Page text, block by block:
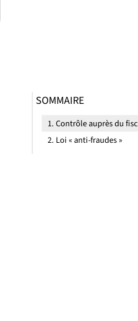
SOMMAIRE
Contrôle auprès du fisc
Loi « anti-fraudes »